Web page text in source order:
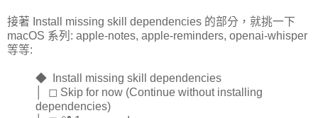
接著 Install missing skill dependencies 的部分，就挑一下
macOS 系列: apple-notes, apple-reminders, openai-whisper
等等:
◆ Install missing skill dependencies
│ ◻ Skip for now (Continue without installing
dependencies)